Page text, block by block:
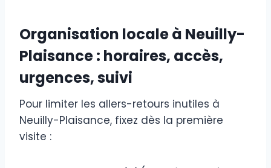
Organisation locale à Neuilly-
Plaisance : horaires, accès,
urgences, suivi
Pour limiter les allers-retours inutiles à
Neuilly-Plaisance, fixez dès la première
visite :